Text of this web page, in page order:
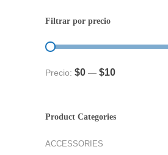
up
down
to
result.
enter
Filtrar por precio
Precio: $0 — $10
Product Categories
ACCESSORIES